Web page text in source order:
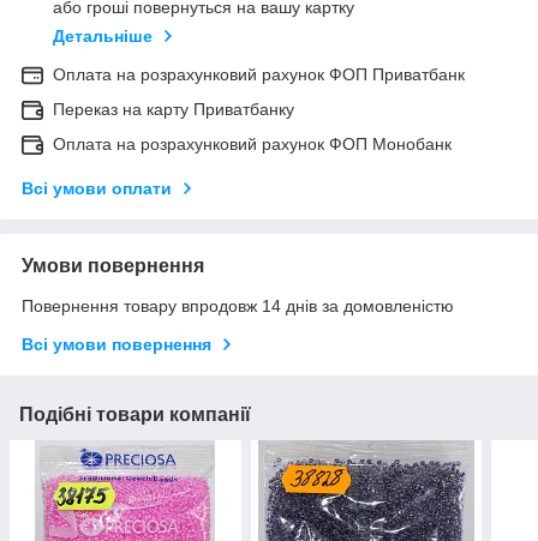
або гроші повернуться на вашу картку
Детальніше
Оплата на розрахунковий рахунок ФОП Приватбанк
Переказ на карту Приватбанку
Оплата на розрахунковий рахунок ФОП Монобанк
Всі умови оплати
Умови повернення
Повернення товару впродовж 14 днів за домовленістю
Всі умови повернення
Подібні товари компанії